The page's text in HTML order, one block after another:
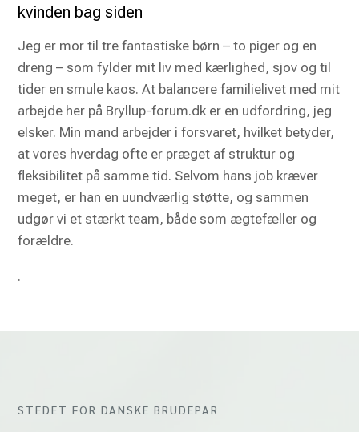
kvinden bag siden
Jeg er mor til tre fantastiske børn – to piger og en
dreng – som fylder mit liv med kærlighed, sjov og til
tider en smule kaos. At balancere familielivet med mit
arbejde her på Bryllup-forum.dk er en udfordring, jeg
elsker. Min mand arbejder i forsvaret, hvilket betyder,
at vores hverdag ofte er præget af struktur og
fleksibilitet på samme tid. Selvom hans job kræver
meget, er han en uundværlig støtte, og sammen
udgør vi et stærkt team, både som ægtefæller og
forældre.
.
STEDET FOR DANSKE BRUDEPAR